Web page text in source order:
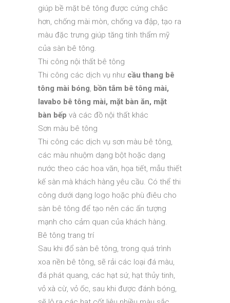
giúp bề mặt bê tông được cứng chắc
hơn, chống mài mòn, chống va đập, tạo ra
màu đặc trưng giúp tăng tính thẩm mỹ
của sàn bê tông.
Thi công nội thất bê tông
Thi công các dịch vụ như cầu thang bê
tông mài bóng, bồn tắm bê tông mài,
lavabo bê tông mài, mặt bàn ăn, mặt
bàn bếp và các đồ nội thất khác
Sơn màu bê tông
Thi công các dịch vụ sơn màu bê tông,
các màu nhuộm dạng bột hoặc dạng
nước theo các hoa văn, họa tiết, mẫu thiết
kế sàn mà khách hàng yêu cầu. Có thể thi
công dưới dạng logo hoặc phù điêu cho
sàn bê tông để tạo nên các ấn tượng
mạnh cho cảm quan của khách hàng.
Bê tông trang trí
Sau khi đổ sàn bê tông, trong quá trình
xoa nền bê tông, sẽ rải các loại đá màu,
đá phát quang, các hạt sứ, hạt thủy tinh,
vỏ xà cừ, vỏ ốc, sau khi được đánh bóng,